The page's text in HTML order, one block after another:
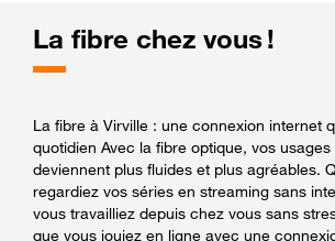
La fibre chez vous !
La fibre à Virville : une connexion internet
quotidien Avec la fibre optique, vos
deviennent plus fluides et plus agréables.
regardiez vos séries en streaming sans
vous travailliez depuis chez vous sans
que vous jouiez en ligne avec une